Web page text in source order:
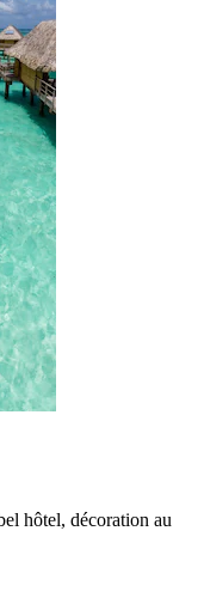
hôtel, décoration au